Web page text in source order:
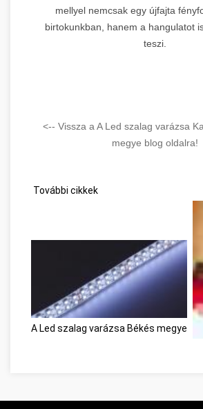
mellyel nemcsak egy újfajta
birtokunkban, hanem a hangulatot
teszi.
<-- Vissza a A Led szalag varázsa
megye blog oldalra!
További cikkek
A Led szalag varázsa Békés megye